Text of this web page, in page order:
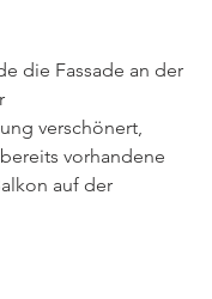
die Fassade an der
verschönert,
vorhandene
auf der